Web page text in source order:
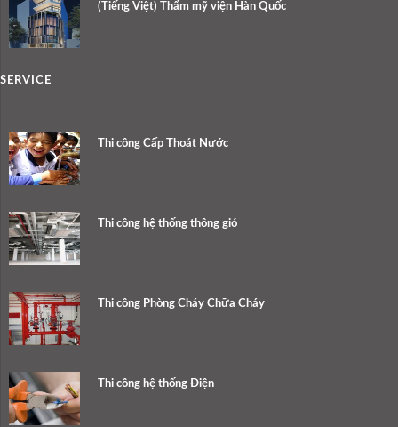
(Tiếng Việt) Thẩm mỹ viện Hàn Quốc
SERVICE
Thi công Cấp Thoát Nước
Thi công hệ thống thông gió
Thi công Phòng Cháy Chữa Cháy
Thi công hệ thống Điện